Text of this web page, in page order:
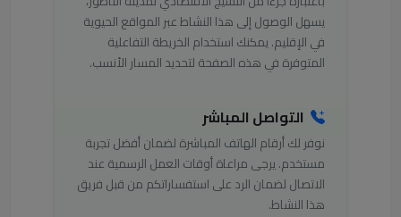
يسهل الوصول إلى هذا النشاط عبر المواقع الحيوية
في الإقليم. يمكنك استخدام الخريطة التفاعلية
المتوفرة في هذه الصفحة لتحديد المسار الأنسب.
التواصل المباشر
نوفر لك أرقام الهاتف المباشرة لضمان أفضل تجربة
مستخدم. يرجى مراعاة أوقات العمل الرسمية عند
الاتصال لضمان الرد على استفساراتكم من قبل فريق
هذا النشاط.